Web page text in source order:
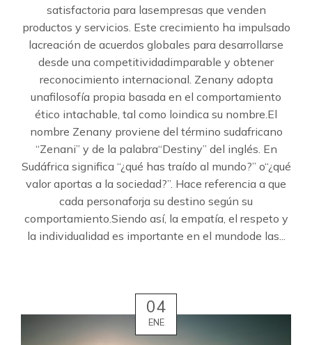
satisfactoria para lasempresas que venden
productos y servicios. Este crecimiento ha impulsado
lacreación de acuerdos globales para desarrollarse
desde una competitividadimparable y obtener
reconocimiento internacional. Zenany adopta
unafilosofía propia basada en el comportamiento
ético intachable, tal como loindica su nombre.El
nombre Zenany proviene del término sudafricano
“Zenani” y de la palabra“Destiny” del inglés. En
Sudáfrica significa “¿qué has traído al mundo?” o“¿qué
valor aportas a la sociedad?”. Hace referencia a que
cada personaforja su destino según su
comportamiento.Siendo así, la empatía, el respeto y
la individualidad es importante en el mundode las...
04
ENE